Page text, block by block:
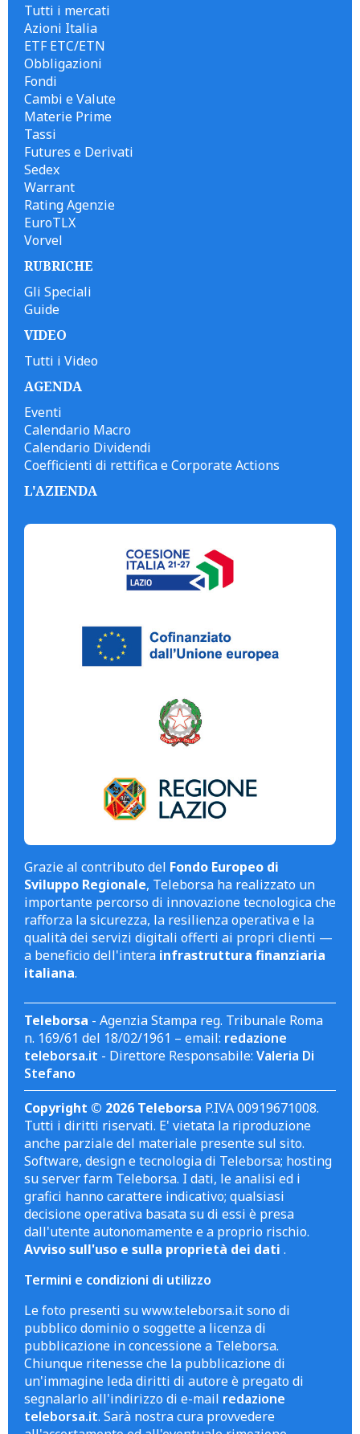
Tutti i mercati
Azioni Italia
ETF ETC/ETN
Obbligazioni
Fondi
Cambi e Valute
Materie Prime
Tassi
Futures e Derivati
Sedex
Warrant
Rating Agenzie
EuroTLX
Vorvel
RUBRICHE
Gli Speciali
Guide
VIDEO
Tutti i Video
AGENDA
Eventi
Calendario Macro
Calendario Dividendi
Coefficienti di rettifica e Corporate Actions
L'AZIENDA
Grazie al contributo del Fondo Europeo di
Sviluppo Regionale, Teleborsa ha realizzato un
importante percorso di innovazione tecnologica che
rafforza la sicurezza, la resilienza operativa e la
qualità dei servizi digitali offerti ai propri clienti —
a beneficio dell'intera infrastruttura finanziaria
italiana.
Teleborsa - Agenzia Stampa reg. Tribunale Roma
n. 169/61 del 18/02/1961 – email: redazione
teleborsa.it - Direttore Responsabile: Valeria Di
Stefano
Copyright © 2026 Teleborsa P.IVA 00919671008.
Tutti i diritti riservati. E' vietata la riproduzione
anche parziale del materiale presente sul sito.
Software, design e tecnologia di Teleborsa; hosting
su server farm Teleborsa. I dati, le analisi ed i
grafici hanno carattere indicativo; qualsiasi
decisione operativa basata su di essi è presa
dall'utente autonomamente e a proprio rischio.
Avviso sull'uso e sulla proprietà dei dati .
Termini e condizioni di utilizzo
Le foto presenti su www.teleborsa.it sono di
pubblico dominio o soggette a licenza di
pubblicazione in concessione a Teleborsa.
Chiunque ritenesse che la pubblicazione di
un'immagine leda diritti di autore è pregato di
segnalarlo all'indirizzo di e-mail redazione
teleborsa.it. Sarà nostra cura provvedere